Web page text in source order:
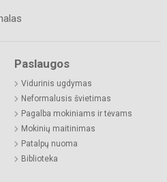
Paslaugos
Vidurinis ugdymas
Neformalusis švietimas
Pagalba mokiniams ir tėvams
Mokinių maitinimas
Patalpų nuoma
Biblioteka